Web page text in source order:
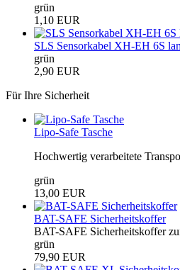
grün
1,10 EUR
SLS Sensorkabel XH-EH 6S
grün
2,90 EUR
Für Ihre Sicherheit
Lipo-Safe Tasche
Hochwertig verarbeitete
grün
13,00 EUR
BAT-SAFE Sicherheitskoffer
BAT-SAFE Sicherheitskoffer
grün
79,90 EUR